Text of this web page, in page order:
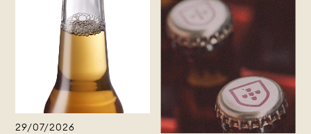
29/07/2026